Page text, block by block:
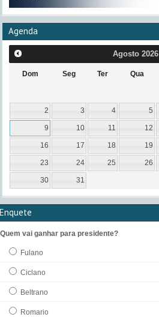
Agenda
Agosto 2026
Dom Seg Ter Qua
2 3 4 5
9 10 11 12
16 17 18 19
23 24 25 26
30 31
Enquete
Quem vai ganhar para presidente?
Fulano
Ciclano
Beltrano
Romario